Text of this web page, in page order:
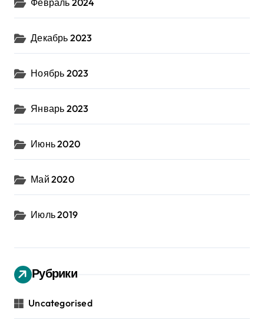
Февраль 2024
Декабрь 2023
Ноябрь 2023
Январь 2023
Июнь 2020
Май 2020
Июль 2019
Рубрики
Uncategorised